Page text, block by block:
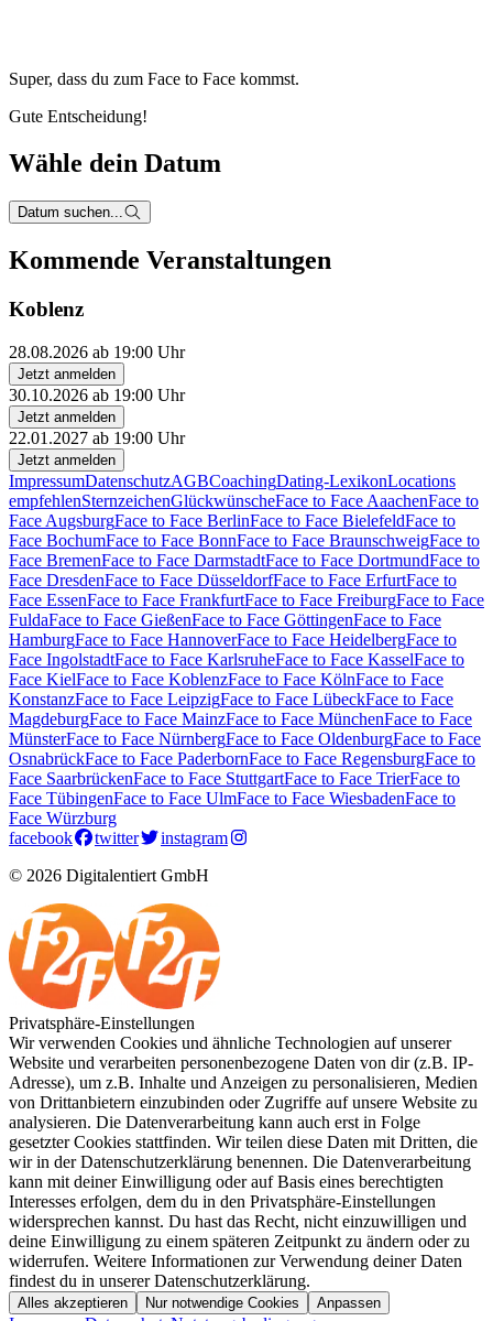
Super, dass du zum Face to Face kommst.
Gute Entscheidung!
Wähle dein Datum
Datum suchen...
Kommende Veranstaltungen
Koblenz
28.08.2026 ab 19:00 Uhr
Jetzt anmelden
30.10.2026 ab 19:00 Uhr
Jetzt anmelden
22.01.2027 ab 19:00 Uhr
Jetzt anmelden
ImpressumDatenschutzAGBCoachingDating-LexikonLocations
empfehlenSternzeichenGlückwünscheFace to Face AaachenFace to
Face AugsburgFace to Face BerlinFace to Face BielefeldFace to
Face BochumFace to Face BonnFace to Face BraunschweigFace to
Face BremenFace to Face DarmstadtFace to Face DortmundFace to
Face DresdenFace to Face DüsseldorfFace to Face ErfurtFace to
Face EssenFace to Face FrankfurtFace to Face FreiburgFace to Face
FuldaFace to Face GießenFace to Face GöttingenFace to Face
HamburgFace to Face HannoverFace to Face HeidelbergFace to
Face IngolstadtFace to Face KarlsruheFace to Face KasselFace to
Face KielFace to Face KoblenzFace to Face KölnFace to Face
KonstanzFace to Face LeipzigFace to Face LübeckFace to Face
MagdeburgFace to Face MainzFace to Face MünchenFace to Face
MünsterFace to Face NürnbergFace to Face OldenburgFace to Face
OsnabrückFace to Face PaderbornFace to Face RegensburgFace to
Face SaarbrückenFace to Face StuttgartFace to Face TrierFace to
Face TübingenFace to Face UlmFace to Face WiesbadenFace to
Face Würzburg
facebook
twitter
instagram
© 2026 Digitalentiert GmbH
Privatsphäre-Einstellungen
Wir verwenden Cookies und ähnliche Technologien auf unserer
Website und verarbeiten personenbezogene Daten von dir (z.B. IP-
Adresse), um z.B. Inhalte und Anzeigen zu personalisieren, Medien
von Drittanbietern einzubinden oder Zugriffe auf unsere Website zu
analysieren. Die Datenverarbeitung kann auch erst in Folge
gesetzter Cookies stattfinden. Wir teilen diese Daten mit Dritten, die
wir in der Datenschutzerklärung benennen. Die Datenverarbeitung
kann mit deiner Einwilligung oder auf Basis eines berechtigten
Interesses erfolgen, dem du in den Privatsphäre-Einstellungen
widersprechen kannst. Du hast das Recht, nicht einzuwilligen und
deine Einwilligung zu einem späteren Zeitpunkt zu ändern oder zu
widerrufen. Weitere Informationen zur Verwendung deiner Daten
findest du in unserer Datenschutzerklärung.
Alles akzeptieren Nur notwendige Cookies Anpassen